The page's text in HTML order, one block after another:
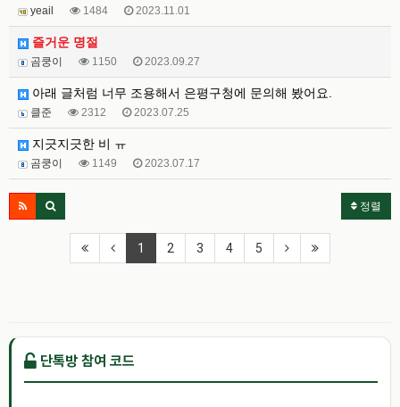
yeail 1484 2023.11.01
즐거운 명절
곰쿵이 1150 2023.09.27
아래 글처럼 너무 조용해서 은평구청에 문의해 봤어요.
클준 2312 2023.07.25
지긋지긋한 비 ㅠ
곰쿵이 1149 2023.07.17
정렬
1 2 3 4 5
단톡방 참여 코드